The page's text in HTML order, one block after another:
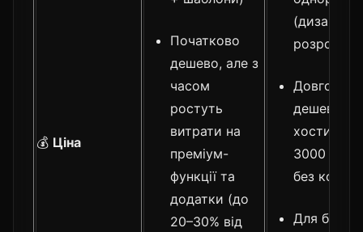
💰 Ціна
Початково
дешево, але з
часом
ростуть
витрати на
преміум-
функції та
додатки (до
20–30% від
(дизайн +
розробка)
дешевше:
хостинг
3000 грн/
без
Для